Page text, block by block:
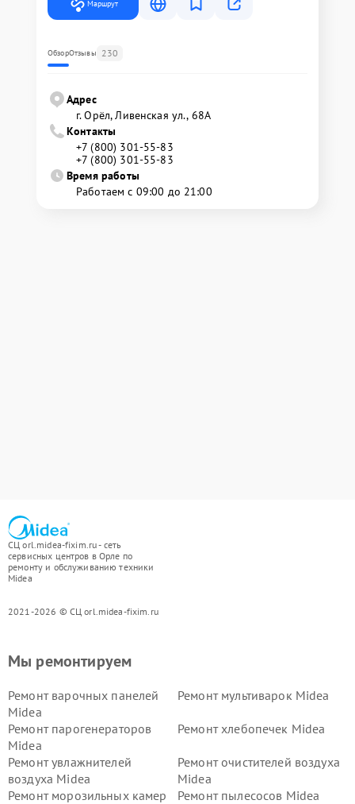
Маршрут
ОбзорОтзывы 230
Адрес
г. Орёл, Ливенская ул., 68А
Контакты
+7 (800) 301-55-83
+7 (800) 301-55-83
Время работы
Работаем с 09:00 до 21:00
СЦ orl.midea-fixim.ru - сеть
сервисных центров в Орле по
ремонту и обслуживанию техники
Midea
2021-2026 © СЦ orl.midea-fixim.ru
Мы ремонтируем
Ремонт варочных панелей
Midea
Ремонт мультиварок Midea
Ремонт парогенераторов
Midea
Ремонт хлебопечек Midea
Ремонт увлажнителей
воздуха Midea
Ремонт очистителей воздуха
Midea
Ремонт морозильных камер
Ремонт пылесосов Midea